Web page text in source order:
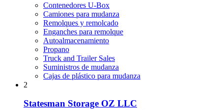
Contenedores U-Box
Camiones para mudanza
Remolques y remolcado
Enganches para remolque
Autoalmacenamiento
Propano
Truck and Trailer Sales
Suministros de mudanza
Cajas de plástico para mudanza
2
Statesman Storage OZ LLC